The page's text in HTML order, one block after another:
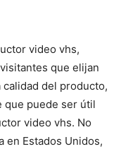
video vhs,
que elijan
calidad del producto,
que puede ser útil
video vhs. No
en Estados Unidos,